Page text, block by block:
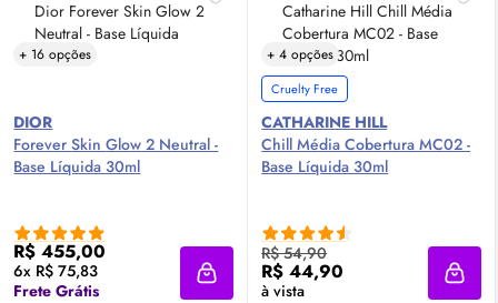
+ 16 opções
DIOR
ForeverSkinGlow 2 Neutral -
Base Líquida 30ml
R$ 455,00
6x R$ 75,83
Frete Grátis
Adicionar à sacola
+ 4 opções
Cruelty Free
CATHARINE HILL
Chill Média Cobertura MC02 -
Base Líquida 30ml
R$ 54,90
R$ 44,90
à vista